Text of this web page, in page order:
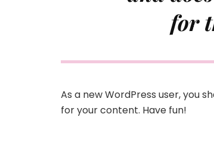
for
As a new WordPress user, you
for your content. Have fun!